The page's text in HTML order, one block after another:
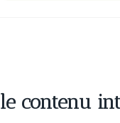
contenu